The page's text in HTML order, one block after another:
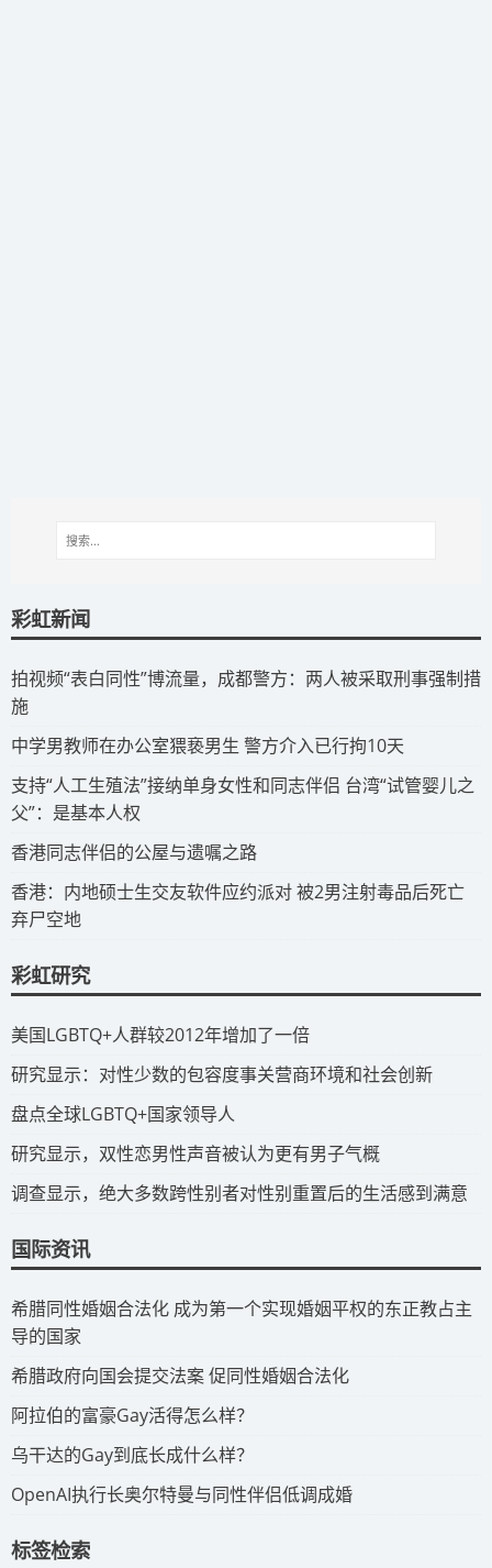
彩虹新闻
拍视频“表白同性”博流量，成都警方：两人被采取刑事强制措
施
​中学男教师在办公室猥亵男生 警方介入已行拘10天
​支持“人工生殖法”接纳单身女性和同志伴侣 台湾“试管婴儿之
父”：是基本人权
​香港同志伴侣的公屋与遗嘱之路
​香港：内地硕士生交友软件应约派对 被2男注射毒品后死亡
弃尸空地
彩虹研究
​美国LGBTQ+人群较2012年增加了一倍
​研究显示：对性少数的包容度事关营商环境和社会创新
​盘点全球LGBTQ+国家领导人
研究显示，双性恋男性声音被认为更有男子气概
调查显示，绝大多数跨性别者对性别重置后的生活感到满意
国际资讯
​希腊同性婚姻合法化 成为第一个实现婚姻平权的东正教占主
导的国家
​希腊政府向国会提交法案 促同性婚姻合法化
​阿拉伯的富豪Gay活得怎么样？
​乌干达的Gay到底长成什么样？
​OpenAI执行长奥尔特曼与同性伴侣低调成婚
标签检索